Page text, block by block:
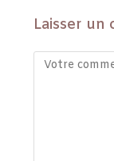
Laisser un